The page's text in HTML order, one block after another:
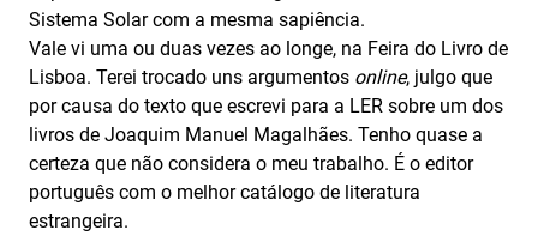
Sistema Solar com a mesma sapiência.
Vale vi uma ou duas vezes ao longe, na Feira do Livro de
Lisboa. Terei trocado uns argumentos online, julgo que
por causa do texto que escrevi para a LER sobre um dos
livros de Joaquim Manuel Magalhães. Tenho quase a
certeza que não considera o meu trabalho. É o editor
português com o melhor catálogo de literatura
estrangeira.